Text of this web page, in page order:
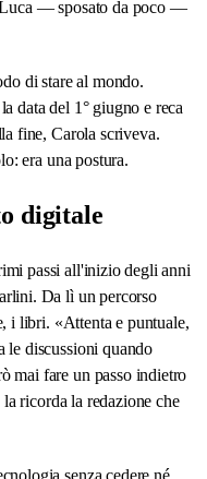
Luca — sposato da poco —
di stare al mondo.
data del 1° giugno e reca
fine, Carola scriveva.
era una postura.
digitale
passi all'inizio degli anni
Da lì un percorso
i libri. «Attenta e puntuale,
le discussioni quando
mai fare un passo indietro
ricorda la redazione che
senza cedere né